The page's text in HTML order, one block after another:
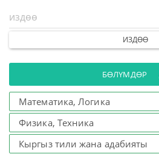
ИЗДӨӨ
БӨЛҮМДӨР
Математика, Логика
Физика, Техника
Кыргыз тили жана адабияты